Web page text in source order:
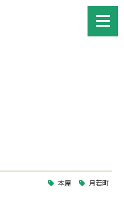
本屋 月若町